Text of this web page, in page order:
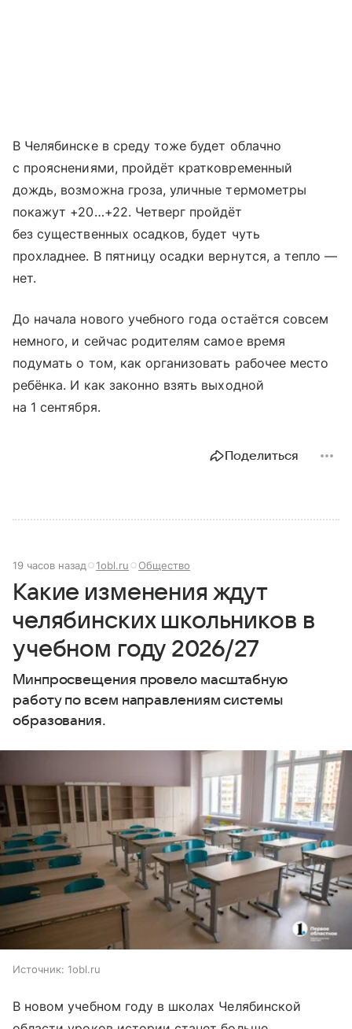
В Челябинске в среду тоже будет облачно
с прояснениями, пройдёт кратковременный
дождь, возможна гроза, уличные термометры
покажут +20…+22. Четверг пройдёт
без существенных осадков, будет чуть
прохладнее. В пятницу осадки вернутся, а тепло —
нет.
До начала нового учебного года остаётся совсем
немного, и сейчас родителям самое время
подумать о том, как организовать рабочее место
ребёнка. И как законно взять выходной
на 1 сентября.
Поделиться
19 часов назад 1obl.ru Общество
Какие изменения ждут
челябинских школьников в
учебном году 2026/27
Минпросвещения провело масштабную
работу по всем направлениям системы
образования.
Источник: 1obl.ru
В новом учебном году в школах Челябинской